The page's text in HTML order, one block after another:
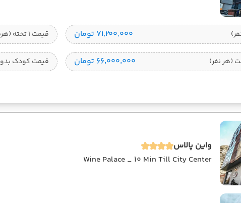
۷۱٬۲۰۰٬۰۰۰ تومان قیمت 1 تخته (هرنفر)
(هر نفر) ۶۶٬۰۰۰٬۰۰۰ تومان قیمت کودک
واین پالاس
Wine Palace _ 10 Min Till City Center